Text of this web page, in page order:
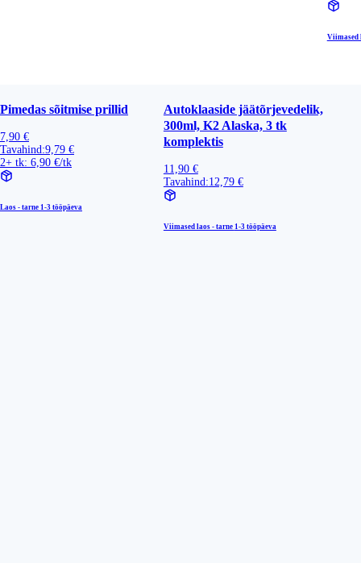
Pimedas sõitmise prillid
7,90 €
Tavahind:9,79 €
2+ tk: 6,90 €/tk
Laos - tarne 1-3 tööpäeva
Autoklaaside jäätõrjevedelik,
300ml, K2 Alaska, 3 tk
komplektis
11,90 €
Tavahind:12,79 €
Viimased laos - tarne 1-3 tööpäeva
Viimased